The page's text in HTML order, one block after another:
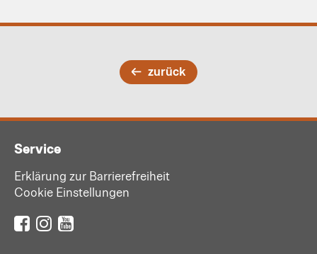
zurück
Service
Erklärung zur Barrierefreiheit
Cookie Einstellungen